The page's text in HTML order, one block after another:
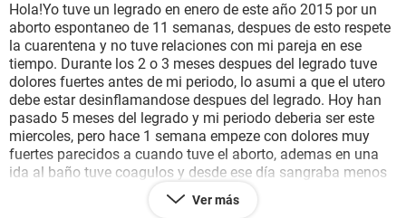
BIENESTAR
SEXUALIDAD
GLOSARIO
Hola!Yo tuve un legrado en enero de este año 2015 por un
aborto espontaneo de 11 semanas, despues de esto respete
la cuarentena y no tuve relaciones con mi pareja en ese
tiempo. Durante los 2 o 3 meses despues del legrado tuve
dolores fuertes antes de mi periodo, lo asumi a que el utero
debe estar desinflamandose despues del legrado. Hoy han
pasado 5 meses del legrado y mi periodo deberia ser este
miercoles, pero hace 1 semana empeze con dolores muy
fuertes parecidos a cuando tuve el aborto, ademas en una
ida al baño tuve coagulos y desde ese día sangraba menos
que un periodo normal pero de un color muy oscuro y con
dolores y mareos. Ese sangrado oscuro termino hace 2 dias
Ver más